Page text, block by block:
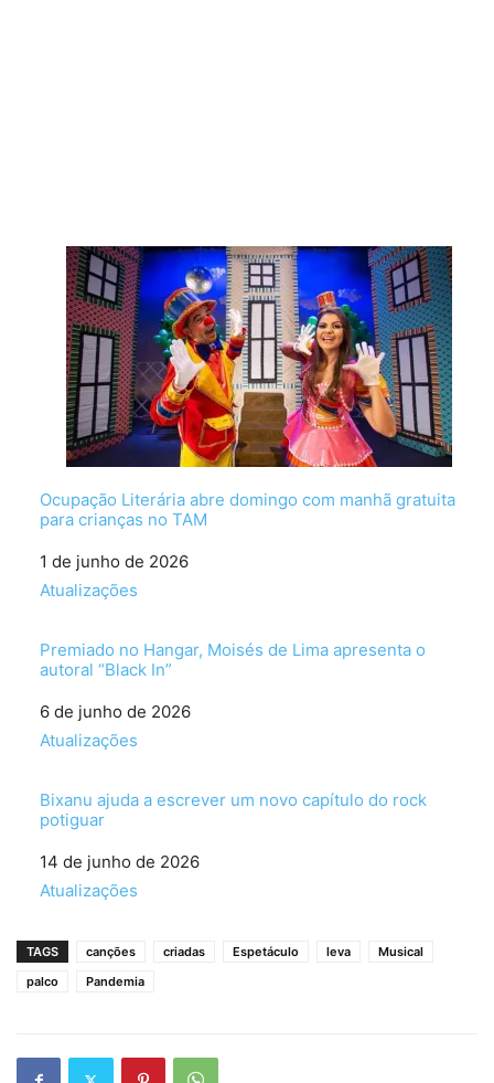
Ocupação Literária abre domingo com manhã gratuita
para crianças no TAM
Data
1 de junho de 2026
Em relação a
Atualizações
Premiado no Hangar, Moisés de Lima apresenta o
autoral “Black In”
Data
6 de junho de 2026
Em relação a
Atualizações
Bixanu ajuda a escrever um novo capítulo do rock
potiguar
Data
14 de junho de 2026
Em relação a
Atualizações
TAGS canções criadas Espetáculo leva
Musical
palco
Pandemia